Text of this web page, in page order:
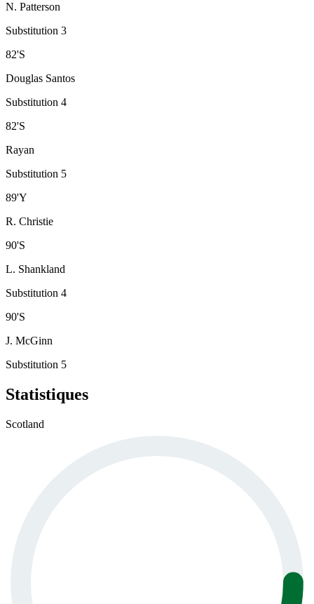
N. Patterson
Substitution 3
82'S
Douglas Santos
Substitution 4
82'S
Rayan
Substitution 5
89'Y
R. Christie
90'S
L. Shankland
Substitution 4
90'S
J. McGinn
Substitution 5
Statistiques
Scotland